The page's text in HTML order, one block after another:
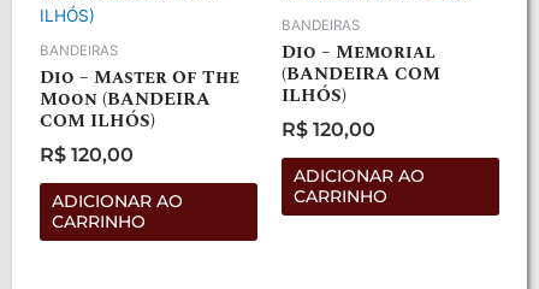
BANDEIRAS
Dio – Master Of The
Moon (BANDEIRA
COM ILHÓS)
0
R$ 120,00
ADICIONAR AO
CARRINHO
BANDEIRAS
Dio – Memorial
(BANDEIRA COM
ILHÓS)
0
R$ 120,00
ADICIONAR AO
CARRINHO